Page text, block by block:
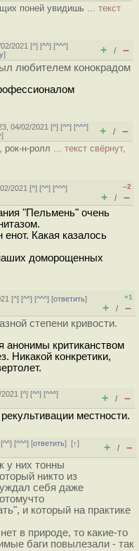
поней увидишь ... текст
2021 [^] [^^] [^^^]
] + / –
любителем конокрадом
04/02/2021 [^] [^^] [^^^]
] + / –
рок-н-ролл ... текст свёрнут,
2021 [^] [^^] [^^^]
–2
+ / –
"Пельмень" очень
Какая казалось
доморощенных
[^] [^^] [^^^] [ответить]
+1
+ / –
степени кривости.
анонимы критиканством
Никакой конкретики,
[^] [^^] [^^^]
+ / –
местности.
^^] [^^^] [ответить][↑]
+ / –
у них тонны
никто из
себя даже
и который на практике
в природе, то какие-то
баги повылезали - так